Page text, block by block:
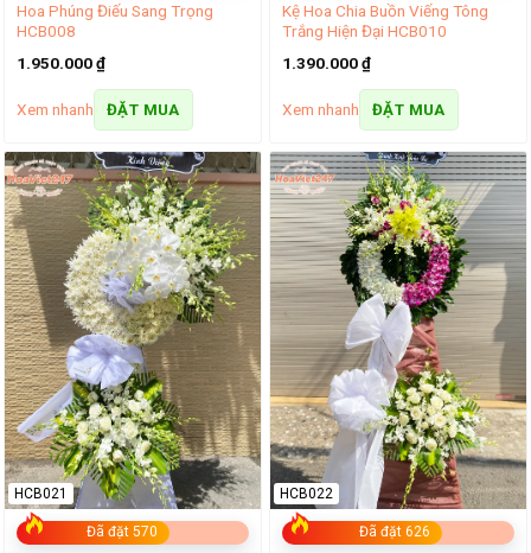
Hoa Phúng Điếu Sang Trọng
HCB008
1.950.000₫
Xem nhanh ĐẶT MUA
Kệ Hoa Chia Buồn Viếng Tông
Trắng Hiện Đại HCB010
1.390.000₫
Xem nhanh ĐẶT MUA
Đã đặt 570
HCB021
Đã đặt 626
HCB022